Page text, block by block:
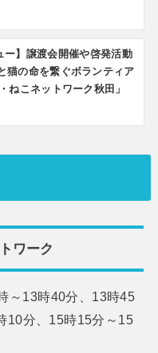
ー】譲渡会開催や啓発活動
猫の命を繋ぐボランティア
ねこネットワーク秋田」
ワーク
～13時40分、13時45
10分、15時15分～15